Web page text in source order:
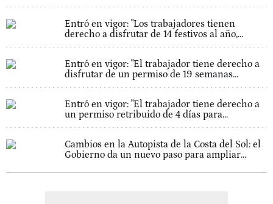
Entró en vigor: "Los trabajadores tienen
derecho a disfrutar de 14 festivos al año,...
Entró en vigor: "El trabajador tiene derecho a
disfrutar de un permiso de 19 semanas...
Entró en vigor: "El trabajador tiene derecho a
un permiso retribuido de 4 días para...
Cambios en la Autopista de la Costa del Sol: el
Gobierno da un nuevo paso para ampliar...